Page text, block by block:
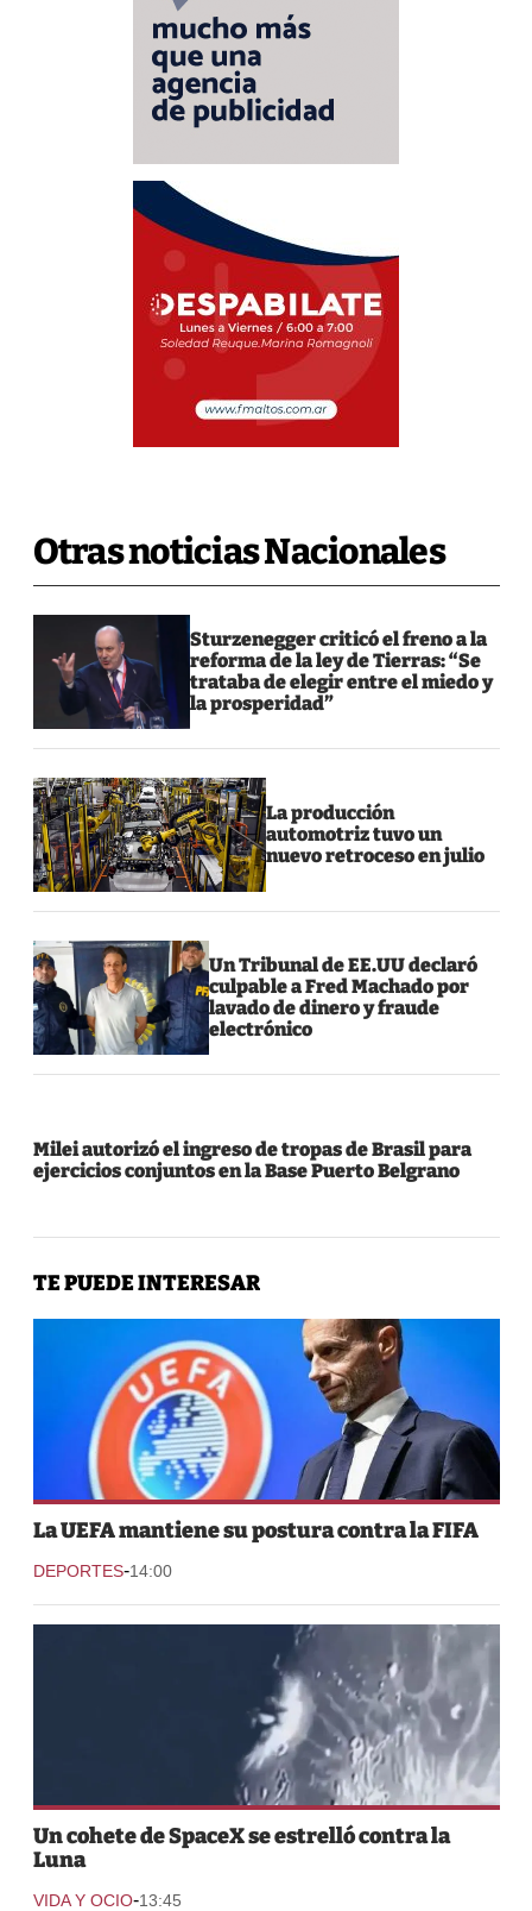
Otras noticias Nacionales
Sturzenegger criticó el freno a la
reforma de la ley de Tierras: “Se
trataba de elegir entre el miedo y
la prosperidad”
La producción
automotriz tuvo un
nuevo retroceso en julio
Un Tribunal de EE.UU declaró
culpable a Fred Machado por
lavado de dinero y fraude
electrónico
Milei autorizó el ingreso de tropas de Brasil para
ejercicios conjuntos en la Base Puerto Belgrano
TE PUEDE INTERESAR
La UEFA mantiene su postura contra la FIFA
DEPORTES-14:00
Un cohete de SpaceX se estrelló contra la
Luna
VIDA Y OCIO-13:45